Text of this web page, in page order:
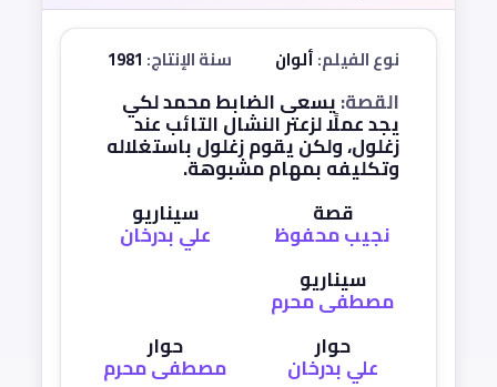
نوع الفيلم:ألوان سنة الإنتاج:
القصة:يسعى الضابط محمد لكي
يجد عملًا لزعتر النشال التائب عند
زغلول، ولكن يقوم زغلول باستغلاله
وتكليفه بمهام مشبوهة.
قصة
نجيب محفوظ
سيناريو
علي بدرخان
سيناريو
مصطفى محرم
حوار
علي بدرخان
حوار
مصطفى محرم